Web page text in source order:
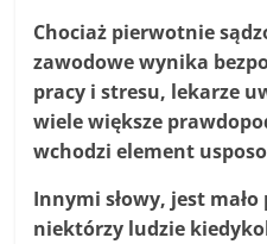
Chociaż pierwotnie
zawodowe wynika
pracy i stresu, lekarze
wiele większe
wchodzi element
Innymi słowy, jest
niektórzy ludzie